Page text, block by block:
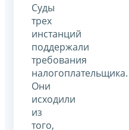
Суды
трех
инстанций
поддержали
требования
налогоплательщика.
Они
исходили
из
того,